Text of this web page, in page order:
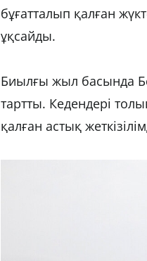
бұғатталып қалған
ұқсайды.
Биылғы жыл басында
тартты. Кедендері
қалған астық